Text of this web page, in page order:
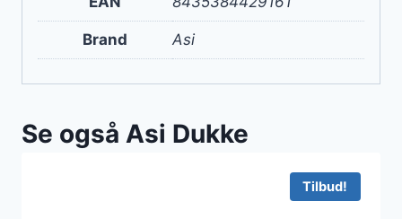
Brand Asi
Se også Asi Dukke
Tilbud!